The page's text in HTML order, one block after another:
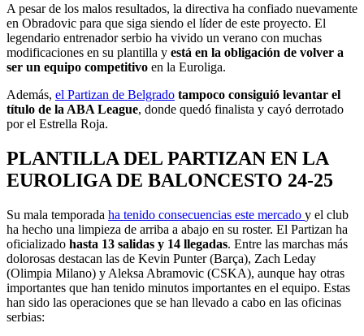
A pesar de los malos resultados, la directiva ha confiado nuevamente
en Obradovic para que siga siendo el líder de este proyecto. El
legendario entrenador serbio ha vivido un verano con muchas
modificaciones en su plantilla y está en la obligación de volver a
ser un equipo competitivo en la Euroliga.
Además, el Partizan de Belgrado tampoco consiguió levantar el
título de la ABA League, donde quedó finalista y cayó derrotado
por el Estrella Roja.
PLANTILLA DEL PARTIZAN EN LA
EUROLIGA DE BALONCESTO 24-25
Su mala temporada ha tenido consecuencias este mercado y el club
ha hecho una limpieza de arriba a abajo en su roster. El Partizan ha
oficializado hasta 13 salidas y 14 llegadas. Entre las marchas más
dolorosas destacan las de Kevin Punter (Barça), Zach Leday
(Olimpia Milano) y Aleksa Abramovic (CSKA), aunque hay otras
importantes que han tenido minutos importantes en el equipo. Estas
han sido las operaciones que se han llevado a cabo en las oficinas
serbias: